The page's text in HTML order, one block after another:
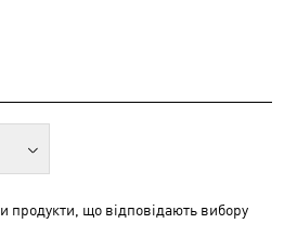
продукти, що відповідають вибору